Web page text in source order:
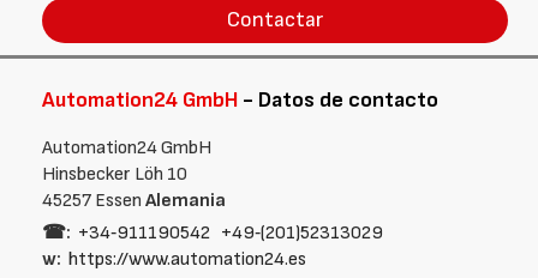
Contactar
Automation24 GmbH - Datos de contacto
Automation24 GmbH
Hinsbecker Löh 10
45257 Essen Alemania
☎: +34‑911190542 +49‑(201)52313029
w: https://www.automation24.es